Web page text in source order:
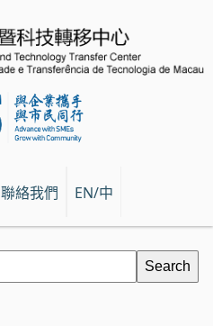
聯絡我們 EN/中